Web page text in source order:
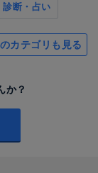
診断・占い
カテゴリも見る
か？